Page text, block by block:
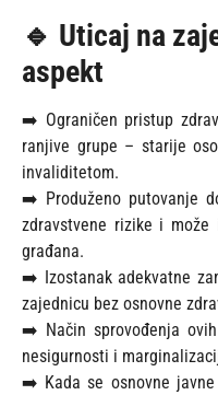
🔹 Uticaj na
aspekt
➡️ Ograničen pristup
ranjive grupe – starije
invaliditetom.
➡️ Produženo putovanje
zdravstvene rizike i
građana.
➡️ Izostanak adekvatne
zajednicu bez osnovne
➡️ Način sprovođenja
nesigurnosti i
➡️ Kada se osnovne